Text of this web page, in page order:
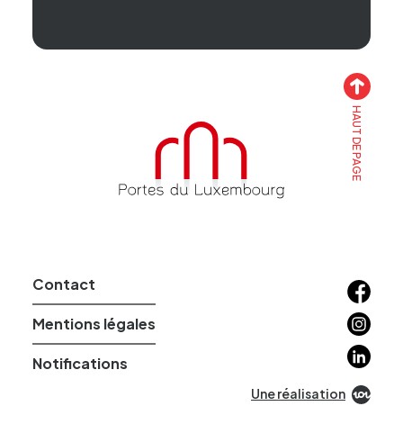
HAUT DE PAGE
Contact
Mentions légales
Notifications
Linkedin
Une réalisation